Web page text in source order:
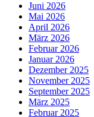
Juni 2026
Mai 2026
April 2026
März 2026
Februar 2026
Januar 2026
Dezember 2025
November 2025
September 2025
März 2025
Februar 2025